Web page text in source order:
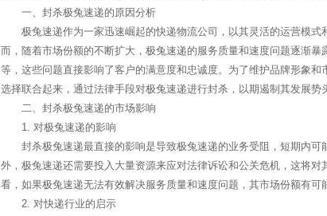
一、封杀极兔速递的原因分析
极兔速递作为一家迅速崛起的快递物流公司，以其灵活的运营模式
而，随着市场份额的不断扩大，极兔速递的服务质量和速度问题逐渐
等，这些问题直接影响了客户的满意度和忠诚度。为了维护品牌形象和
选择联合起来，通过法律手段对极兔速递进行封杀，以期遏制其发展势
二、封杀极兔速递的市场影响
1. 对极兔速递的影响
封杀极兔速递最直接的影响是导致极兔速递的业务受阻，短期内
外，极兔速递还需要投入大量资源来应对法律诉讼和公关危机，这将
看，如果极兔速递无法有效解决服务质量和速度问题，其市场份额有可
2. 对快递行业的启示